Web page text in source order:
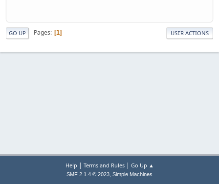
GO UP Pages 1 USER ACTIONS
Help | Terms and Rules| Go Up ▲
SMF 2.1.4 © 2023, Simple Machines